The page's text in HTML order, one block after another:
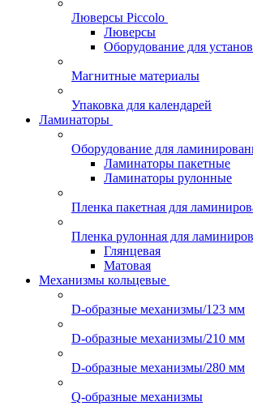
Люверсы Piccolo
Люверсы
Оборудование для
Магнитные материалы
Упаковка для календарей
Ламинаторы
Оборудование для
Ламинаторы пакетные
Ламинаторы рулонные
Пленка пакетная для
Пленка рулонная для
Глянцевая
Матовая
Механизмы кольцевые
D-образные механизмы/123 мм
D-образные механизмы/210 мм
D-образные механизмы/280 мм
Q-образные механизмы